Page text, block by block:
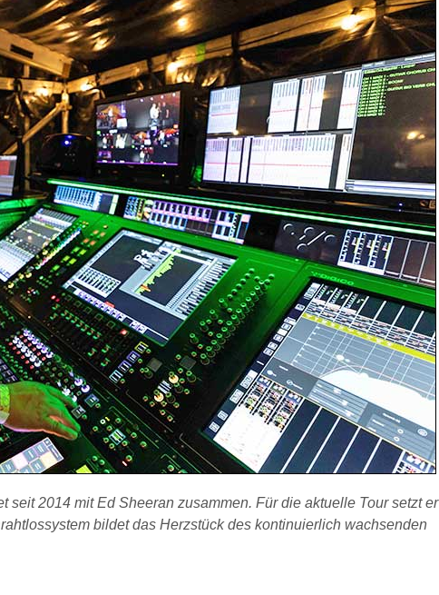
2014 mit Ed Sheeran zusammen. Für die aktuelle Tour setzt er
bildet das Herzstück des kontinuierlich wachsenden